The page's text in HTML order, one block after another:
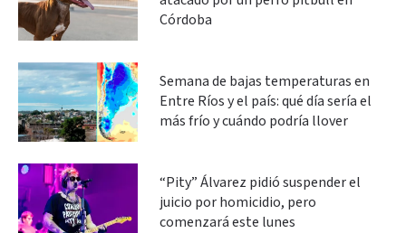
Córdoba
Semana de bajas temperaturas en
Entre Ríos y el país: qué día sería el
más frío y cuándo podría llover
“Pity” Álvarez pidió suspender el
juicio por homicidio, pero
comenzará este lunes